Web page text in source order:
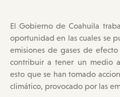
El Gobierno de Coahuila
oportunidad en las cuales se
emisiones de gases de
contribuir a tener un medio
esto que se han tomado
climático, provocado por las